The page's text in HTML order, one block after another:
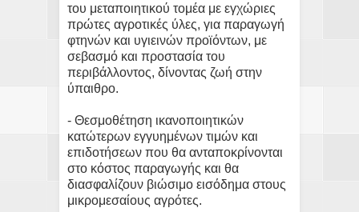
του μεταποιητικού τομέα με εγχώριες
πρώτες αγροτικές ύλες, για παραγωγή
φτηνών και υγιεινών προϊόντων, με
σεβασμό και προστασία του
περιβάλλοντος, δίνοντας ζωή στην
ύπαιθρο.
- Θεσμοθέτηση ικανοποιητικών
κατώτερων εγγυημένων τιμών και
επιδοτήσεων που θα ανταποκρίνονται
στο κόστος παραγωγής και θα
διασφαλίζουν βιώσιμο εισόδημα στους
μικρομεσαίους αγρότες.